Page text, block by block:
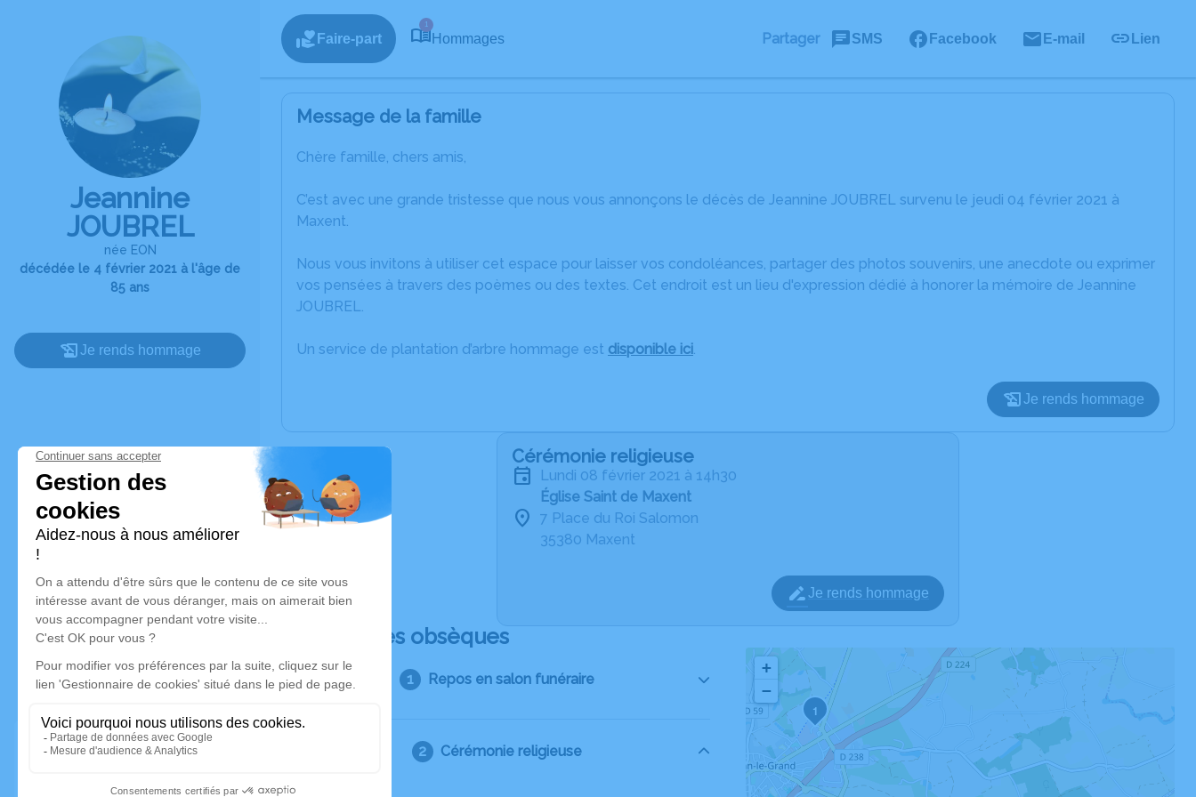
Jeannine
JOUBREL
née EON
décédée le 4 février 2021 à l'âge de
85 ans
Je rends hommage
Faire-part
1
Hommages Partager SMS Facebook E-mail Lien
Message de la famille
Chère famille, chers amis,
C’est avec une grande tristesse que nous vous annonçons le décès de Jeannine JOUBREL survenu le jeudi 04 février 2021 à
Maxent.
Nous vous invitons à utiliser cet espace pour laisser vos condoléances, partager des photos souvenirs, une anecdote ou exprimer
vos pensées à travers des poèmes ou des textes. Cet endroit est un lieu d'expression dédié à honorer la mémoire de Jeannine
JOUBREL.
Un service de plantation d’arbre hommage est disponible ici.
Je rends hommage
Cérémonie religieuse
lundi 08 février 2021 à 14h30
Église Saint de Maxent
7 Place du Roi Salomon
35380 Maxent
Je rends hommage
Déroulé des obsèques
Repos en salon funéraire
Cérémonie religieuse
1
+
−